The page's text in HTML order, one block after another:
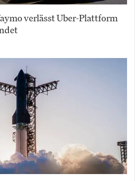
verlässt Uber-Plattform